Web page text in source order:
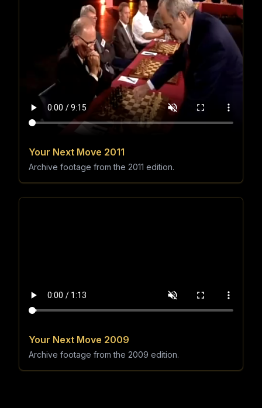
Your Next Move 2011
Archive footage from the 2011 edition.
Your Next Move 2009
Archive footage from the 2009 edition.